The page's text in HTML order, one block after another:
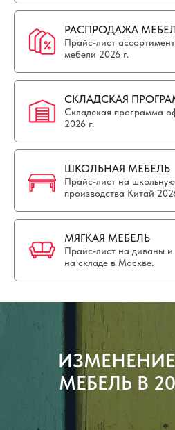
РАСПРОДАЖА
Прайс-лист
мебели 2026 г.
СКЛАДСКАЯ
Складская программа
2026 г.
ШКОЛЬНАЯ МЕБЕЛЬ
Прайс-лист на
производства Китай
МЯГКАЯ МЕБЕЛЬ
Прайс-лист на диваны
на складе в Москве.
МЕБЕЛЬ В